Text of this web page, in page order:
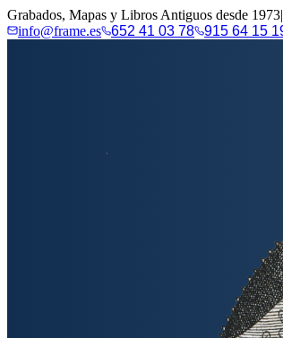
Grabados, Mapas y Libros Antiguos desde 1973|
info@frame.es
652 41 03 78 915 64 15